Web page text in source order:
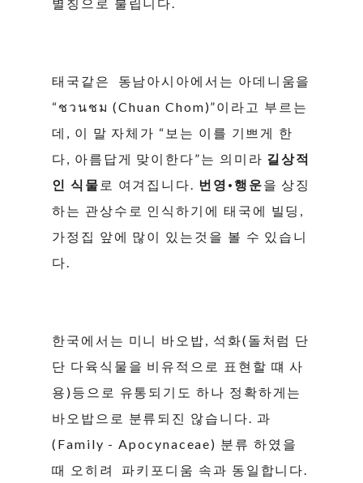
태국같은 동남아시아에서는 아데니움을
“ชวนชม (Chuan Chom)”이라고 부르는
데, 이 말 자체가 “보는 이를 기쁘게 한
다, 아름답게 맞이한다”는 의미라 길상적
인 식물 로 여겨집니다. 번영·행운을 상징
하는 관상수로 인식하기에 태국에 빌딩,
가정집 앞에 많이 있는것을 볼 수 있습니
다.
한국에서는 미니 바오밥, 석화(돌처럼 단
단 다육식물을 비유적으로 표현할 떄 사
용)등으로 유통되기도 하나 정확하게는
바오밥으로 분류되진 않습니다. 과
(Family - Apocynaceae) 분류 하였을
때 오히려 파키포디움 속과 동일합니다.